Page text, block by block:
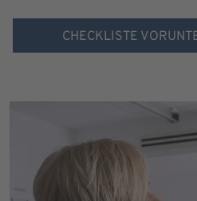
CHECKLISTE